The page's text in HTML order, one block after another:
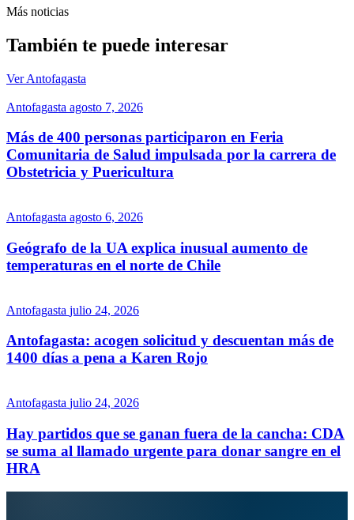
Más noticias
También te puede interesar
Ver Antofagasta
Antofagasta agosto 7, 2026
Más de 400 personas participaron en Feria
Comunitaria de Salud impulsada por la carrera de
Obstetricia y Puericultura
Antofagasta agosto 6, 2026
Geógrafo de la UA explica inusual aumento de
temperaturas en el norte de Chile
Antofagasta julio 24, 2026
Antofagasta: acogen solicitud y descuentan más de
1400 días a pena a Karen Rojo
Antofagasta julio 24, 2026
Hay partidos que se ganan fuera de la cancha: CDA
se suma al llamado urgente para donar sangre en el
HRA